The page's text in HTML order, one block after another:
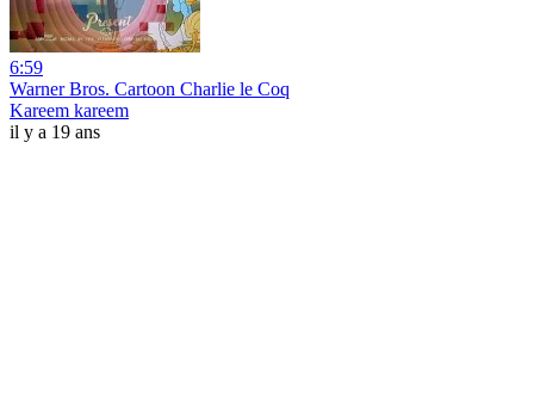
6:59
Warner Bros. Cartoon Charlie le Coq
Kareem kareem
il y a 19 ans